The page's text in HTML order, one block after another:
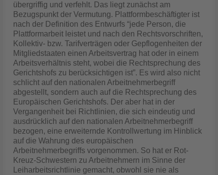
übergriffig und verfehlt. Das liegt zunächst am
Bezugspunkt der Vermutung. Plattformbeschäftigter ist
nach der Definition des Entwurfs “jede Person, die
Plattformarbeit leistet und nach den Rechtsvorschriften,
Kollektiv- bzw. Tarifverträgen oder Gepflogenheiten der
Mitgliedstaaten einen Arbeitsvertrag hat oder in einem
Arbeitsverhältnis steht, wobei die Rechtsprechung des
Gerichtshofs zu berücksichtigen ist”. Es wird also nicht
schlicht auf den nationalen Arbeitnehmerbegriff
abgestellt, sondern auch auf die Rechtsprechung des
Europäischen Gerichtshofs. Der aber hat in der
Vergangenheit bei Richtlinien, die sich eindeutig und
ausdrücklich auf den nationalen Arbeitnehmerbegriff
bezogen, eine erweiternde Kontrollwertung im Hinblick
auf die Wahrung des europäischen
Arbeitnehmerbegriffs vorgenommen. So hat er Rot-
Kreuz-Schwestern zu Arbeitnehmern im Sinne der
Leiharbeitsrichtlinie gemacht, obwohl sie nie als